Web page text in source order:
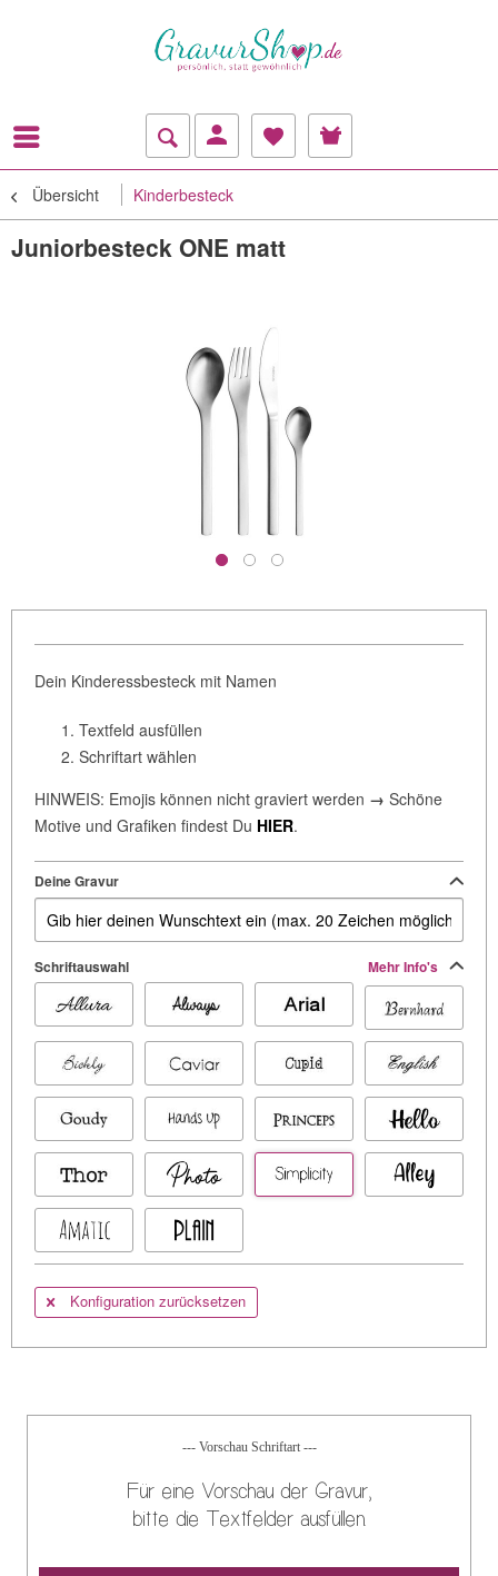
Übersicht Kinderbesteck
Juniorbesteck ONE matt
Dein Kinderessbesteck mit Namen
Textfeld ausfüllen
Schriftart wählen
HINWEIS: Emojis können nicht graviert werden → Schöne
Motive und Grafiken findest Du HIER.
Deine Gravur
Schriftauswahl Mehr Info's
Konfiguration zurücksetzen
--- Vorschau Schriftart ---
Für eine Vorschau der Gravur,
bitte die Textfelder ausfüllen.